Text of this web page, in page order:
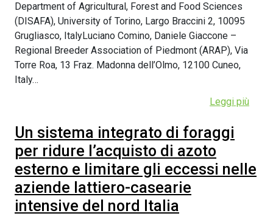
Department of Agricultural, Forest and Food Sciences
(DISAFA), University of Torino, Largo Braccini 2, 10095
Grugliasco, ItalyLuciano Comino, Daniele Giaccone –
Regional Breeder Association of Piedmont (ARAP), Via
Torre Roa, 13 Fraz. Madonna dell’Olmo, 12100 Cuneo,
Italy…
Leggi più
Un sistema integrato di foraggi
per ridure l’acquisto di azoto
esterno e limitare gli eccessi nelle
aziende lattiero-casearie
intensive del nord Italia